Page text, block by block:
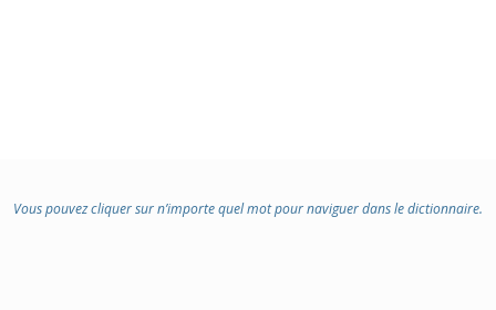
Vous pouvez cliquer sur n’importe quel mot pour naviguer dans le dictionnaire.